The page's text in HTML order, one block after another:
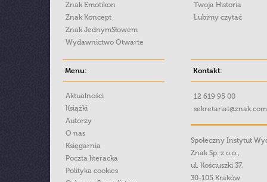
Znak Emotikon
Znak Koncept
Znak JednymSłowem
Wydawnictwo Otwarte
Twoja Historia
Lubimy czytać
Menu:
Aktualności
Książki
Autorzy
O nas
Księgarnia
Poczta literacka
Polityka cookies
Kontakt:
12 619 95 00
Społeczny Instytut
Znak Sp. z o.o.,
ul. Kościuszki 37,
30-105 Kraków